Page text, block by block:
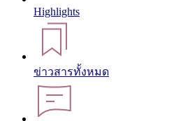
Highlights
ข่าวสารทั้งหมด